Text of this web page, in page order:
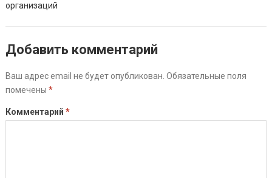
организаций
Добавить комментарий
Ваш адрес email не будет опубликован. Обязательные поля
помечены *
Комментарий *